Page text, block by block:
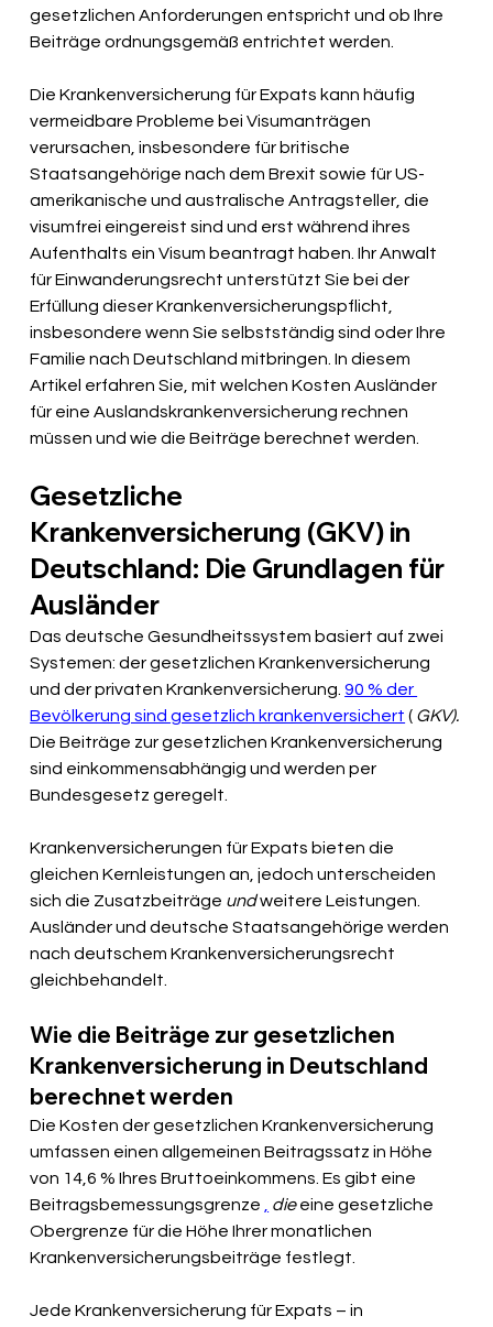
gesetzlichen Anforderungen entspricht und ob Ihre
Beiträge ordnungsgemäß entrichtet werden.
Die Krankenversicherung für Expats kann häufig
vermeidbare Probleme bei Visumanträgen
verursachen, insbesondere für britische
Staatsangehörige nach dem Brexit sowie für US-
amerikanische und australische Antragsteller, die
visumfrei eingereist sind und erst während ihres
Aufenthalts ein Visum beantragt haben. Ihr Anwalt
für Einwanderungsrecht unterstützt Sie bei der
Erfüllung dieser Krankenversicherungspflicht,
insbesondere wenn Sie selbstständig sind oder Ihre
Familie nach Deutschland mitbringen. In diesem
Artikel erfahren Sie, mit welchen Kosten Ausländer
für eine Auslandskrankenversicherung rechnen
müssen und wie die Beiträge berechnet werden.
Gesetzliche
Krankenversicherung (GKV) in
Deutschland: Die Grundlagen für
Ausländer
Das deutsche Gesundheitssystem basiert auf zwei
Systemen: der gesetzlichen Krankenversicherung
und der privaten Krankenversicherung. 90 % der
Bevölkerung sind gesetzlich krankenversichert ( GKV).
Die Beiträge zur gesetzlichen Krankenversicherung
sind einkommensabhängig und werden per
Bundesgesetz geregelt.
Krankenversicherungen für Expats bieten die
gleichen Kernleistungen an, jedoch unterscheiden
sich die Zusatzbeiträge undweitere Leistungen.
Ausländer und deutsche Staatsangehörige werden
nach deutschem Krankenversicherungsrecht
gleichbehandelt.
Wie die Beiträge zur gesetzlichen
Krankenversicherung in Deutschland
berechnet werden
Die Kosten der gesetzlichen Krankenversicherung
umfassen einen allgemeinen Beitragssatz in Höhe
von 14,6 % Ihres Bruttoeinkommens. Es gibt eine
Beitragsbemessungsgrenze
die eine gesetzliche
Obergrenze für die Höhe Ihrer monatlichen
Krankenversicherungsbeiträge festlegt.
Jede Krankenversicherung für Expats – in